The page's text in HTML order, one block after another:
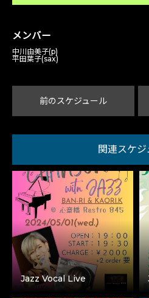
メンバー
中川由美子(p)
平田葉子(sax)
前のスケジュール
関連スケジ
Jazz Vocal Live